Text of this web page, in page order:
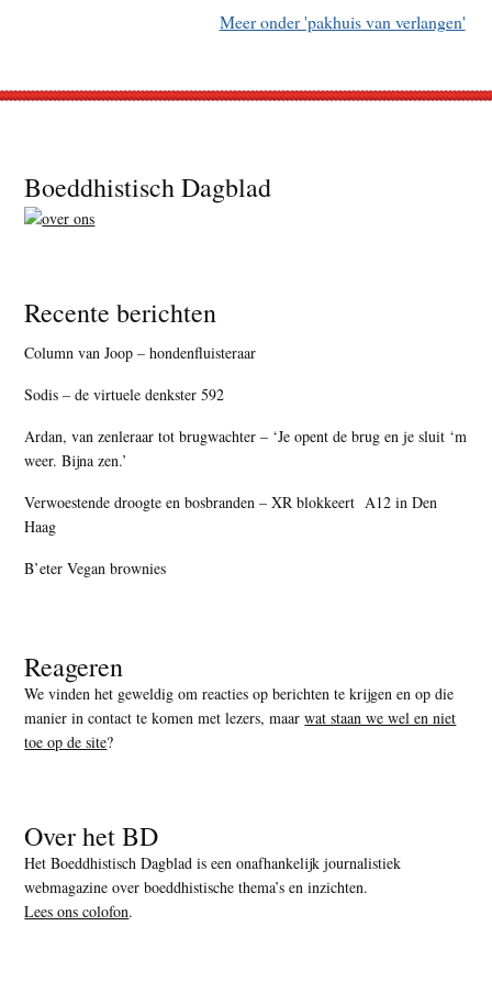
Meer onder 'pakhuis van verlangen'
Footer
Boeddhistisch Dagblad
Recente berichten
Column van Joop – hondenfluisteraar
Sodis – de virtuele denkster 592
Ardan, van zenleraar tot brugwachter – ‘Je opent de brug en je sluit ‘m
weer. Bijna zen.’
Verwoestende droogte en bosbranden – XR blokkeert A12 in Den
Haag
B’eter Vegan brownies
Reageren
We vinden het geweldig om reacties op berichten te krijgen en op die
manier in contact te komen met lezers, maarwat staan we wel en niet
toe op de site?
Over het BD
Het Boeddhistisch Dagblad is een onafhankelijk journalistiek
webmagazine over boeddhistische thema’s en inzichten.
Lees ons colofon.